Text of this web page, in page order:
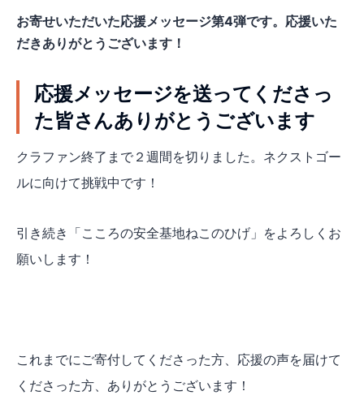
お寄せいただいた応援メッセージ第4弾です。応援いた
だきありがとうございます！
応援メッセージを送ってくださっ
た皆さんありがとうございます
クラファン終了まで２週間を切りました。ネクストゴー
ルに向けて挑戦中です！
引き続き「こころの安全基地ねこのひげ」をよろしくお
願いします！
これまでにご寄付してくださった方、応援の声を届けて
くださった方、ありがとうございます！